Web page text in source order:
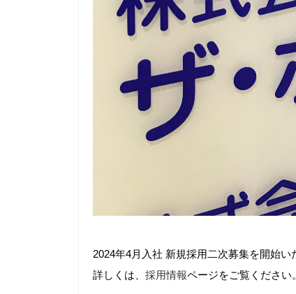
2024年4月入社 新規採用二次募集を開始い
詳しくは、 採用情報ページをご覧ください